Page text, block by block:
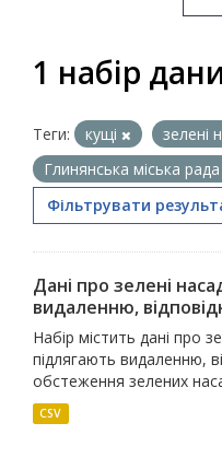
1 набір
Теги: кущі зелені
Глинянська міська рада
Фільтрувати
Дані про зелені
видаленню,
Набір містить дані про
підлягають видаленню,
обстеження зелених
CSV